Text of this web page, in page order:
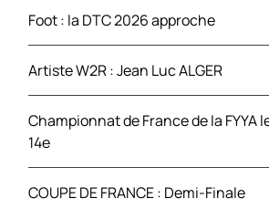
:Foot : la DTC 2026 approche
Artiste W2R : Jean Luc ALGER
Championnat de France de la FYYA
14e
COUPE DE FRANCE : Demi-Finale